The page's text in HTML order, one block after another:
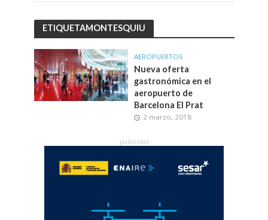
ETIQUETAMONTESQUIU
AEROPUERTOS
Nueva oferta
gastronómica en el
aeropuerto de
Barcelona El Prat
2 marzo, 2018